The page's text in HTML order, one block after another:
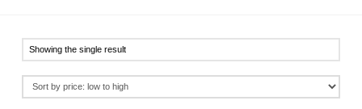
Showing the single result